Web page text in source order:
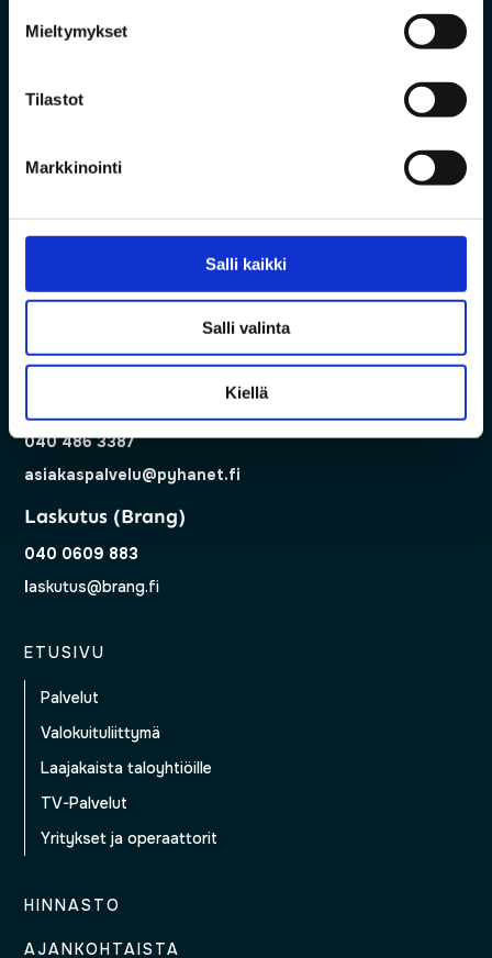
Mieltymykset
Tilastot
Markkinointi
Salli kaikki
Salli valinta
Kiellä
Vanha Pyhäjärventie 7, 86800 Pyhäsalmi
Tekninen tuki
040 624 1146
Asiakaspalvelu
040 486 3387
asiakaspalvelu@pyhanet.fi
Laskutus (Brang)
040 0609 883
laskutus@brang.fi
ETUSIVU
Palvelut
Valokuituliittymä
Laajakaista taloyhtiöille
TV-Palvelut
Yritykset ja operaattorit
HINNASTO
AJANKOHTAISTA